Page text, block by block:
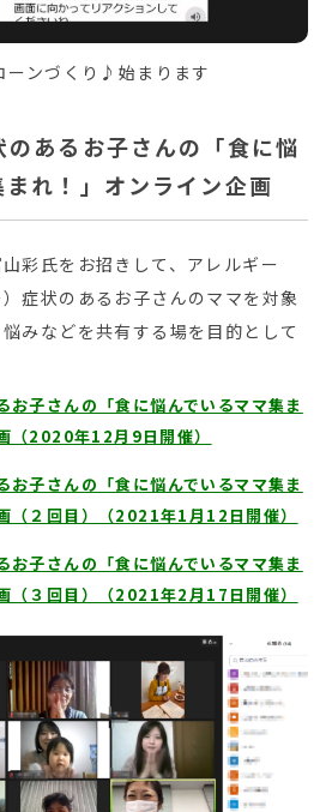
ーンづくり♪始まります
のあるお子さんの「食に悩
れ！」オンライン企画
彩氏をお招きして、アレルギー
）症状のあるお子さんのママを対象
みなどを共有する場を目的として
お子さんの「食に悩んでいるママ集ま
（2020年12月9日開催）
お子さんの「食に悩んでいるママ集ま
（２回目）（2021年1月12日開催）
お子さんの「食に悩んでいるママ集ま
（３回目）（2021年2月17日開催）